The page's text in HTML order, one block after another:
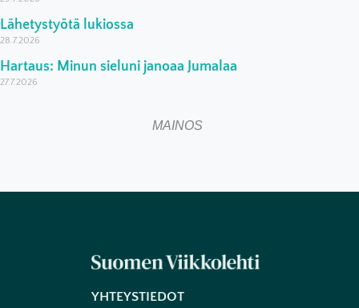
Lähetystyötä lukiossa
28.7.2026
Hartaus: Minun sieluni janoaa Jumalaa
27.7.2026
MAINOS
YHTEYSTIEDOT